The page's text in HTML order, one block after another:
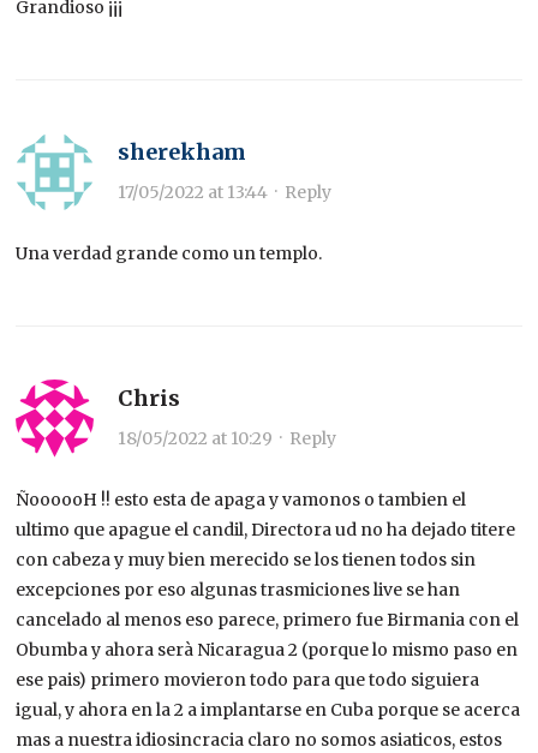
Grandioso ¡¡¡
sherekham
17/05/2022 at 13:44 · Reply
Una verdad grande como un templo.
Chris
18/05/2022 at 10:29 · Reply
ÑoooooH !! esto esta de apaga y vamonos o tambien el
ultimo que apague el candil, Directora ud no ha dejado titere
con cabeza y muy bien merecido se los tienen todos sin
excepciones por eso algunas trasmiciones live se han
cancelado al menos eso parece, primero fue Birmania con el
Obumba y ahora serà Nicaragua 2 (porque lo mismo paso en
ese pais) primero movieron todo para que todo siguiera
igual, y ahora en la 2 a implantarse en Cuba porque se acerca
mas a nuestra idiosincracia claro no somos asiaticos, estos